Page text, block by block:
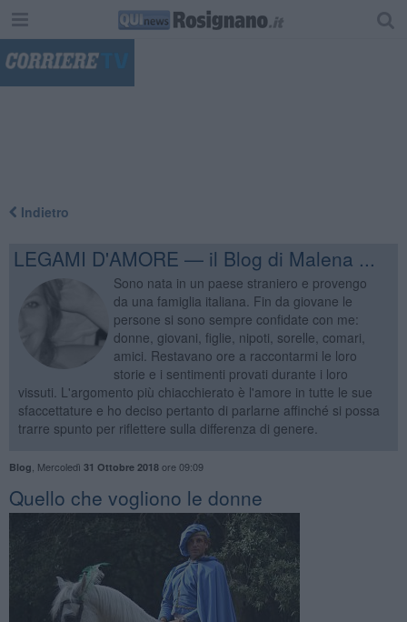
Indietro
LEGAMI D'AMORE — il Blog di Malena ...
Sono nata in un paese straniero e provengo
da una famiglia italiana. Fin da giovane le
persone si sono sempre confidate con me:
donne, giovani, figlie, nipoti, sorelle, comari,
amici. Restavano ore a raccontarmi le loro
storie e i sentimenti provati durante i loro
vissuti. L'argomento più chiacchierato è l'amore in tutte le sue
sfaccettature e ho deciso pertanto di parlarne affinché si possa
trarre spunto per riflettere sulla differenza di genere.
Blog Mercoledì 31 Ottobre 2018ore 09:09
Quello che vogliono le donne